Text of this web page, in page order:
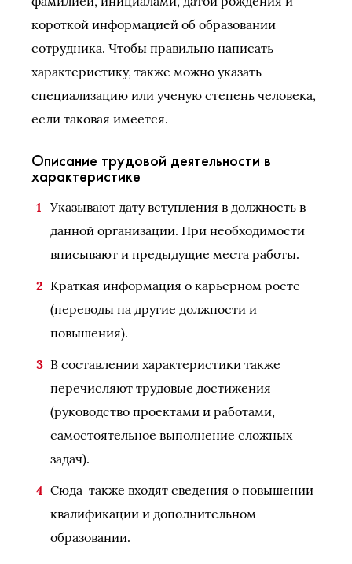
короткой информацией об образовании
сотрудника. Чтобы правильно написать
характеристику, также можно указать
специализацию или ученую степень человека,
если таковая имеется.
Описание трудовой деятельности в
характеристике
Указывают дату вступления в должность в
данной организации. При необходимости
вписывают и предыдущие места работы.
Краткая информация о карьерном росте
(переводы на другие должности и
повышения).
В составлении характеристики также
перечисляют трудовые достижения
(руководство проектами и работами,
самостоятельное выполнение сложных
задач).
Сюда также входят сведения о повышении
квалификации и дополнительном
образовании.